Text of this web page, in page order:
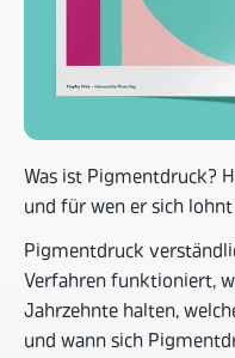
Was ist Pigmentdruck?
und für wen er sich lohnt
Pigmentdruck
Verfahren funktioniert,
Jahrzehnte halten,
und wann sich